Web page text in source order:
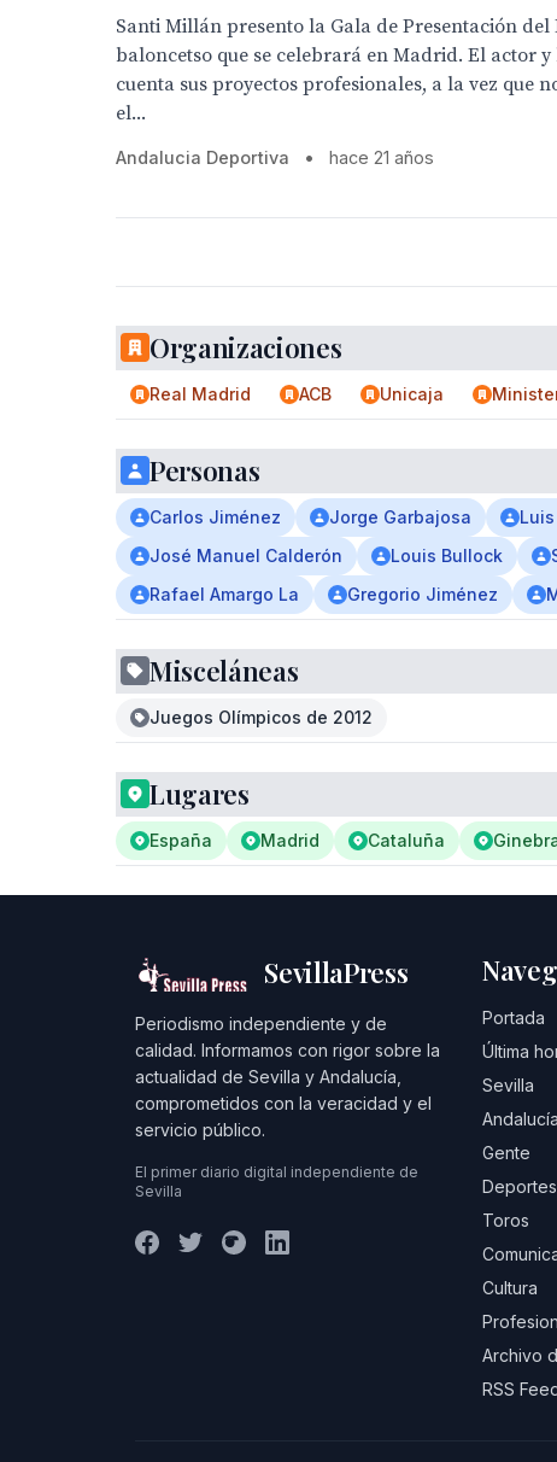
Santi Millán presento la Gala de Presentación del
baloncetso que se celebrará en Madrid. El actor
cuenta sus proyectos profesionales, a la vez que
el...
Andalucia Deportiva • hace 21 años
Organizaciones
Real Madrid ACB Unicaja
Personas
Carlos Jiménez Jorge Garbajosa
José Manuel Calderón
Louis Bullock
Rafael Amargo La
Gregorio Jiménez
Misceláneas
Juegos Olímpicos de 2012
Lugares
España Madrid Cataluña
SevillaPress
Periodismo independiente y de
calidad. Informamos con rigor sobre la
actualidad de Sevilla y Andalucía,
comprometidos con la veracidad y el
servicio público.
El primer diario digital independiente de
Sevilla
Portada
Última
Sevilla
Andalucía
Gente
Deportes
Toros
Cultura
Archivo
RSS